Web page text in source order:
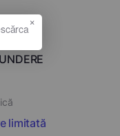
limitată
×